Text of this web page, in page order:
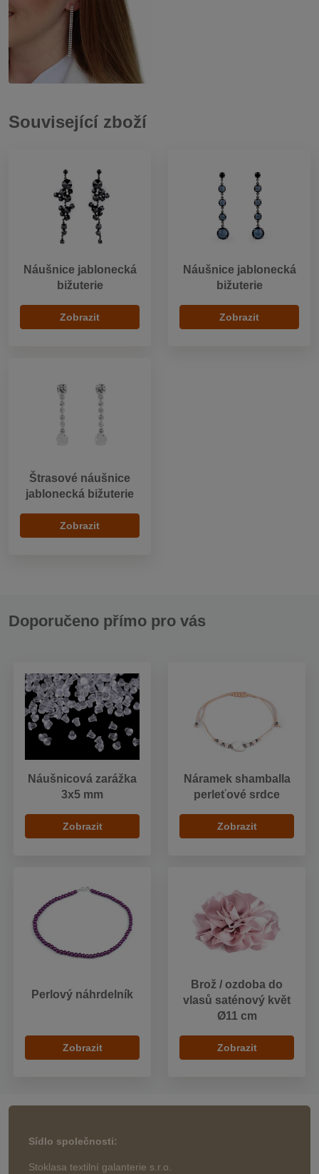
Související zboží
Náušnice jablonecká
bižuterie
Zobrazit
Náušnice jablonecká
bižuterie
Zobrazit
Štrasové náušnice
jablonecká bižuterie
Zobrazit
Doporučeno přímo pro vás
Náušnicová zarážka
3x5 mm
Zobrazit
Náramek shamballa
perleťové srdce
Zobrazit
Perlový náhrdelník
Zobrazit
Brož / ozdoba do
vlasů saténový květ
Ø11 cm
Zobrazit
Sídlo společnosti:
Stoklasa textilní galanterie s.r.o.